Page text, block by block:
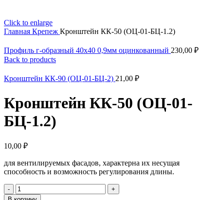
Click to enlarge
Главная Крепеж Кронштейн КК-50 (ОЦ-01-БЦ-1.2)
Профиль г-образный 40х40 0,9мм оцинкованный 230,00 ₽
Back to products
Кронштейн КК-90 (ОЦ-01-БЦ-2) 21,00 ₽
Кронштейн КК-50 (ОЦ-01-
БЦ-1.2)
10,00 ₽
для вентилируемых фасадов, характерна их несущая
способность и возможность регулирования длины.
Количество
товара